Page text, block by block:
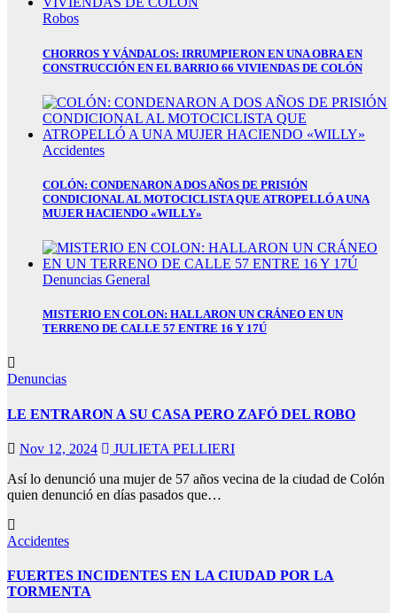
ไลน์
giriş
Robos
CHORROS Y VÁNDALOS: IRRUMPIERON EN UNA OBRA EN
CONSTRUCCIÓN EN EL BARRIO 66 VIVIENDAS DE COLÓN
Accidentes
COLÓN: CONDENARON A DOS AÑOS DE PRISIÓN
CONDICIONAL AL MOTOCICLISTA QUE ATROPELLÓ A UNA
MUJER HACIENDO «WILLY»
Denuncias General
MISTERIO EN COLON: HALLARON UN CRÁNEO EN UN
TERRENO DE CALLE 57 ENTRE 16 Y 17Ú
Denuncias
LE ENTRARON A SU CASA PERO ZAFÓ DEL ROBO
Nov 12, 2024
JULIETA PELLIERI
Así lo denunció una mujer de 57 años vecina de la ciudad de Colón
quien denunció en días pasados que…
Accidentes
FUERTES INCIDENTES EN LA CIUDAD POR LA
TORMENTA